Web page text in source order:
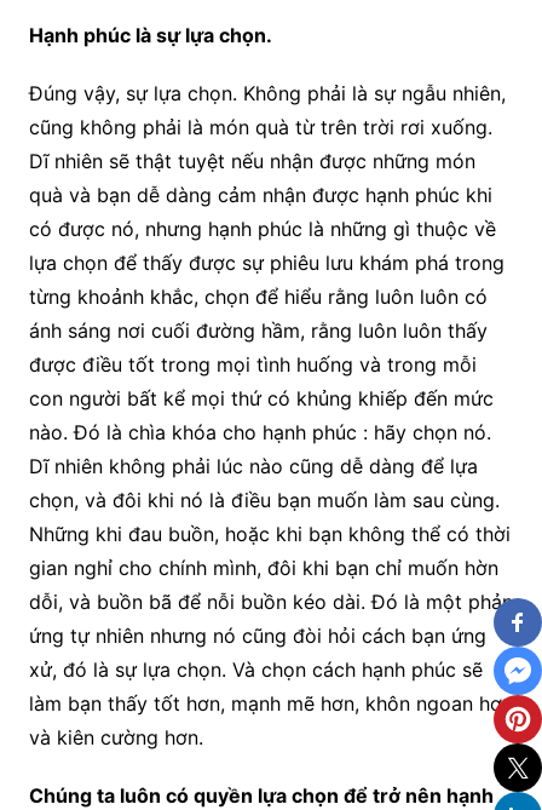
Hạnh phúc là sự lựa chọn.
Đúng vậy, sự lựa chọn. Không phải là sự ngẫu nhiên,
cũng không phải là món quà từ trên trời rơi xuống.
Dĩ nhiên sẽ thật tuyệt nếu nhận được những món
quà và bạn dễ dàng cảm nhận được hạnh phúc khi
có được nó, nhưng hạnh phúc là những gì thuộc về
lựa chọn để thấy được sự phiêu lưu khám phá trong
từng khoảnh khắc, chọn để hiểu rằng luôn luôn có
ánh sáng nơi cuối đường hầm, rằng luôn luôn thấy
được điều tốt trong mọi tình huống và trong mỗi
con người bất kể mọi thứ có khủng khiếp đến mức
nào. Đó là chìa khóa cho hạnh phúc : hãy chọn nó.
Dĩ nhiên không phải lúc nào cũng dễ dàng để lựa
chọn, và đôi khi nó là điều bạn muốn làm sau cùng.
Những khi đau buồn, hoặc khi bạn không thể có thời
gian nghỉ cho chính mình, đôi khi bạn chỉ muốn hờn
dỗi, và buồn bã để nỗi buồn kéo dài. Đó là một phản
ứng tự nhiên nhưng nó cũng đòi hỏi cách bạn ứng
xử, đó là sự lựa chọn. Và chọn cách hạnh phúc sẽ
làm bạn thấy tốt hơn, mạnh mẽ hơn, khôn ngoan hơn
và kiên cường hơn.
Chúng ta luôn có quyền lựa chọn để trở nên hạnh